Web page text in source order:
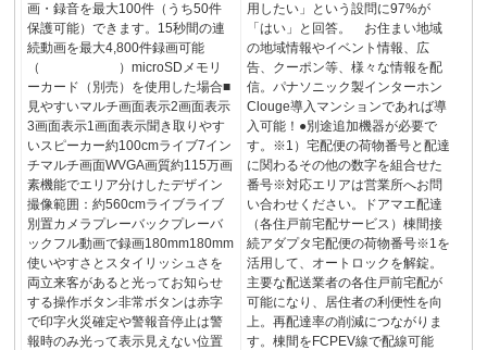
画・録音を最大100件（うち50件
保護可能）できます。15秒間の連
続動画を最大4,800件録画可能
（ ）microSDメモリ
ーカード（別売）を使用した場合■
見やすいマルチ画面表示2画面表示
3画面表示1画面表示聞き取りやす
いスピーカー約100cmライブ7イン
チマルチ画面WVGA画質約115万画
素機能でエリア分けしたデザイン
撮像範囲：約560cmライブライブ
別置カメラプレーバックプレーバ
ックフル動画で録画180mm180mm
使いやすさとスタイリッシュさを
両立来客があると光ってお知らせ
する操作ボタン非常ボタンは赤字
で印字火災確定や警報音停止は警
報時のみ光って表示見えない位置
用したい」という設問に97%が
「はい」と回答。 お住まい地域
の地域情報やイベント情報、広
告、クーポン等、様々な情報を配
信。パナソニック製インターホン
Clouge導入マンションであれば導
入可能！●別途追加機器が必要で
す。※1）宅配便の荷物番号と配達
に関わるその他の数字を組合せた
番号※対応エリアは営業所へお問
い合わせください。ドアマエ配達
（各住戸前宅配サービス）棟間接
続アダプタ宅配便の荷物番号※1を
活用して、オートロックを解錠。
主要な配送業者の各住戸前宅配が
可能になり、居住者の利便性を向
上。再配達率の削減につながりま
す。棟間をFCPEV線で配線可能